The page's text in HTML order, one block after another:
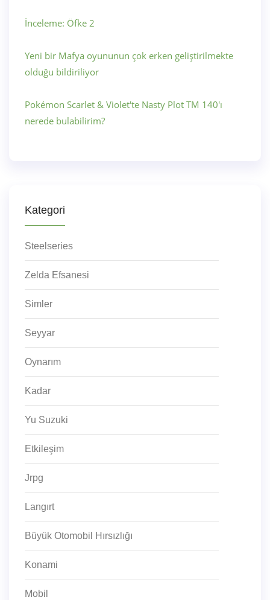
İnceleme: Öfke 2
Yeni bir Mafya oyununun çok erken geliştirilmekte
olduğu bildiriliyor
Pokémon Scarlet & Violet'te Nasty Plot TM 140'ı
nerede bulabilirim?
Kategori
Steelseries
Zelda Efsanesi
Simler
Seyyar
Oynarım
Kadar
Yu Suzuki
Etkileşim
Jrpg
Langırt
Büyük Otomobil Hırsızlığı
Konami
Mobil